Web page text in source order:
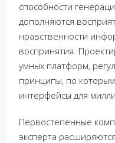
способности
дополняются
нравственности
воспринятия.
умных платформ,
принципы, по
интерфейсы для
Первостепенные
эксперта